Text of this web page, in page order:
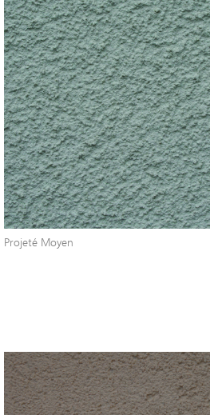
Projeté Moyen